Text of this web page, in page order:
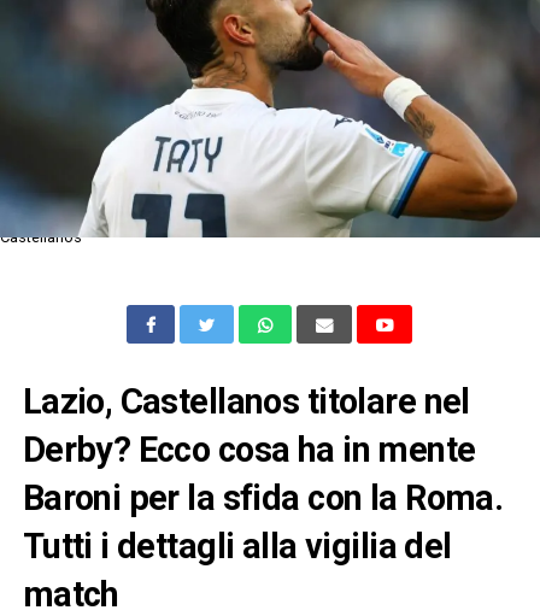
Castellanos
Lazio, Castellanos titolare nel
Derby? Ecco cosa ha in mente
Baroni per la sfida con la Roma.
Tutti i dettagli alla vigilia del
match